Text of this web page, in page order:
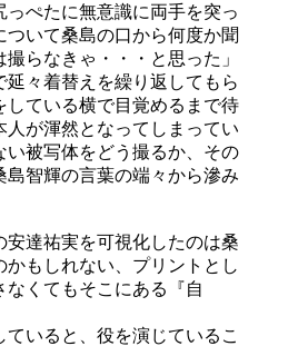
っぺたに無意識に両手を突っ
ついて桑島の口から何度か聞
らなきゃ・・・と思った」
延々着替えを繰り返してもら
している横で目覚めるまで待
人が渾然となってしまってい
い被写体をどう撮るか、その
島智輝の言葉の端々から滲み
安達祐実を可視化したのは桑
かもしれない、プリントとし
なくてもそこにある『自
ていると、役を演じているこ